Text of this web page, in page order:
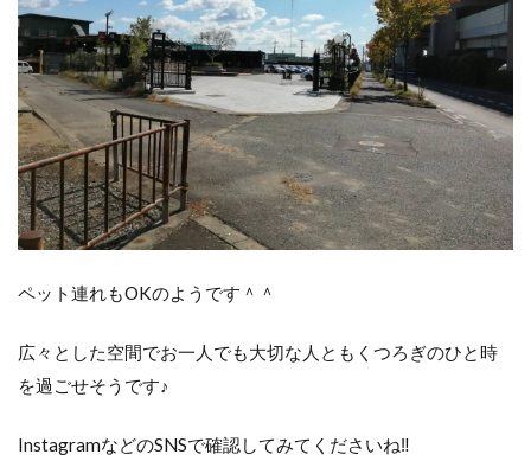
ペット連れもOKのようです＾＾
広々とした空間でお一人でも大切な人ともくつろぎのひと時
を過ごせそうです♪
InstagramなどのSNSで確認してみてくださいね‼